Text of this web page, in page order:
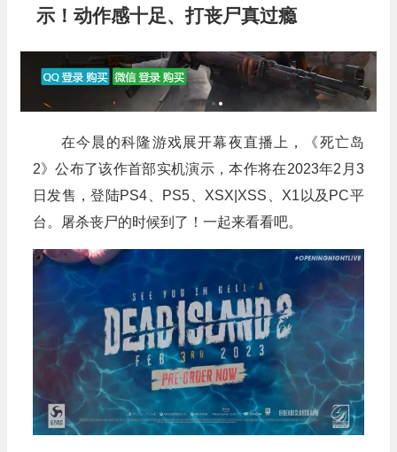
示！动作感十足、打丧尸真过瘾
在今晨的科隆游戏展开幕夜直播上，《死亡岛
2》公布了该作首部实机演示，本作将在2023年2月3
日发售，登陆PS4、PS5、XSX|XSS、X1以及PC平
台。屠杀丧尸的时候到了！一起来看看吧。